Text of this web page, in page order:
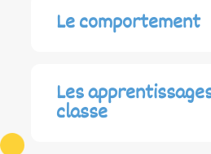
Le comportement
Les
classe